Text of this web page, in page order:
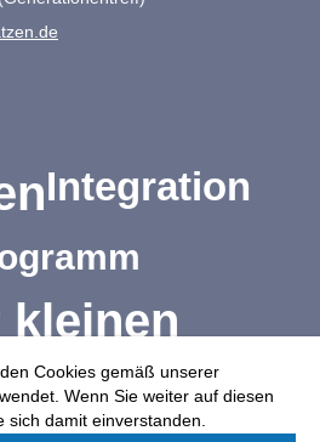
Cookies gemäß unserer
Wenn Sie weiter auf diesen
sich damit einverstanden.
Integration
kleinen